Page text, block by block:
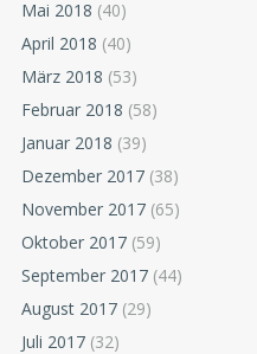
Mai 2018 (40)
April 2018 (40)
März 2018 (53)
Februar 2018 (58)
Januar 2018 (39)
Dezember 2017 (38)
November 2017 (65)
Oktober 2017 (59)
September 2017 (44)
August 2017 (29)
Juli 2017 (32)